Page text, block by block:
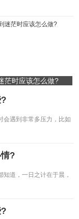
茫时应该怎么做?
会遇到非常多压力，比如
?
道，一日之计在于晨，